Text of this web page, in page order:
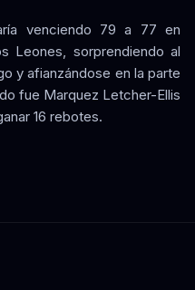
venciendo 79 a 77 en
Leones, sorprendiendo al
y afianzándose en la parte
fue Marquez Letcher-Ellis
16 rebotes.